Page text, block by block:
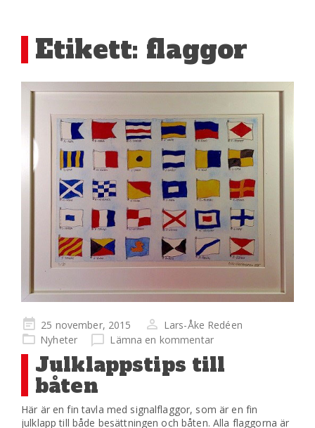
Etikett: flaggor
Publicerad
på
25 november, 2015
Lars-Åke Redéen
Nyheter
Lämna en kommentar
Julklappstips till
båten
Här är en fin tavla med signalflaggor, som är en fin
julklapp till både besättningen och båten. Alla flaggorna är